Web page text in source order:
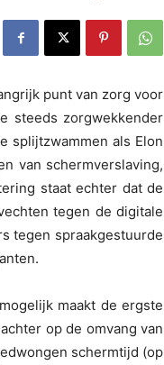
punt van zorg voor
steeds zorgwekkender
splijtzwammen als Elon
van schermverslaving,
staat echter dat de
tegen de digitale
tegen spraakgestuurde
maakt de ergste
op de omvang van
schermtijd (op